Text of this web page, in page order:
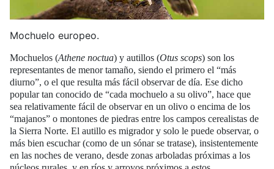
Mochuelo europeo.
Mochuelos (Athene noctua) y autillos (Otus scops) son los
representantes de menor tamaño, siendo el primero el “más
diurno”, o el que resulta más fácil observar de día. Ese dicho
popular tan conocido de “cada mochuelo a su olivo”, hace que
sea relativamente fácil de observar en un olivo o encima de los
“majanos” o montones de piedras entre los campos cerealistas de
la Sierra Norte. El autillo es migrador y solo le puede observar, o
más bien escuchar (como de un sónar se tratase), insistentemente
en las noches de verano, desde zonas arboladas próximas a los